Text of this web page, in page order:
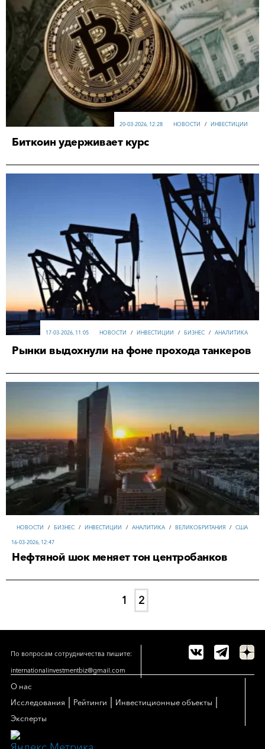
НОВОСТИ / ИНВЕСТИЦИИ
20-03-2026, 12:28
Биткоин удерживает курс
НОВОСТИ / ИНВЕСТИЦИИ / БИЗНЕС / АНАЛИТИКА
17-03-2026, 11:05
Рынки выдохнули на фоне прохода танкеров
НОВОСТИ / БИЗНЕС / ИНВЕСТИЦИИ / АНАЛИТИКА / ВЕЛИКОБРИТАНИЯ / США
16-03-2026, 12:47
Нефтяной шок меняет тон центробанков
1 2
По вопросам сотрудничества пишите:
internationalinvestmentbiz@gmail.com
О нас
Исследования
Рейтинги Инвестиционные объекты
Эксперты